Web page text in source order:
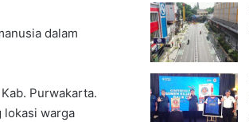
dalam
Purwakarta.
lokasi warga